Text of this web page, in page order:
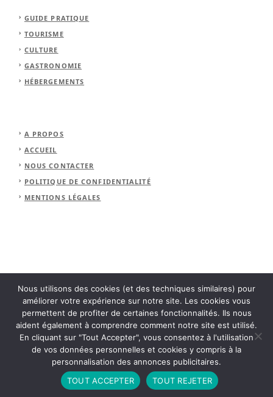
GUIDE PRATIQUE
TOURISME
CULTURE
GASTRONOMIE
HÉBERGEMENTS
A PROPOS
ACCUEIL
NOUS CONTACTER
POLITIQUE DE CONFIDENTIALITÉ
MENTIONS LÉGALES
© 2026 Relais Vezelay.
Nous utilisons des cookies (et des techniques similaires) pour
améliorer votre expérience sur notre site. Les cookies vous
permettent de profiter de certaines fonctionnalités. Ils nous
aident également à comprendre comment notre site est utilisé.
En cliquant sur "Tout Accepter", vous consentez à l'utilisation
de vos données personnelles et cookies y compris à la
personnalisation des annonces publicitaires.
TOUT ACCEPTER
TOUT REJETER